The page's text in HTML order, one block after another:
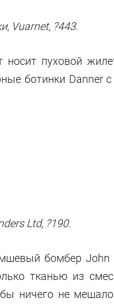
Vuarnet, ?443.
пуховой
ботинки Danner
Ltd, ?190.
бомбер John
тканью из
ничего не мешало